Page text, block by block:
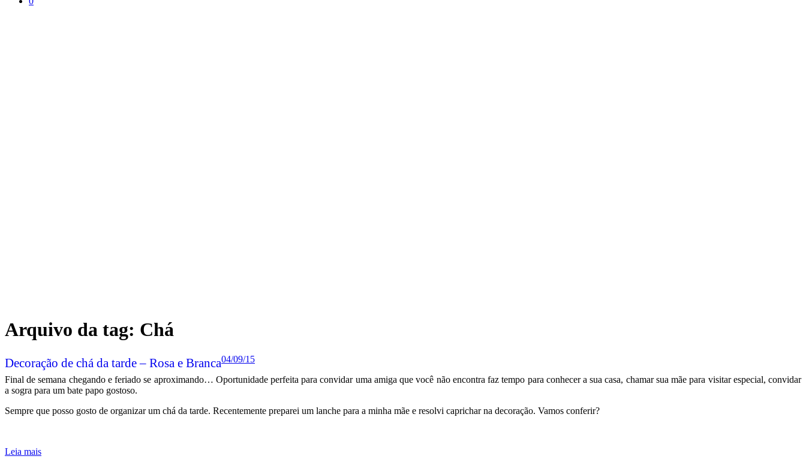
Arquivo da tag: Chá
Decoração de chá da tarde – Rosa e Branca
Final de semana chegando e feriado se aproximando… Oportunidade perfeita para convidar uma amiga que você não encontra faz tempo para conhecer a sua casa, chamar sua mãe para visitar especial, convidar
a sogra para um bate papo gostoso.